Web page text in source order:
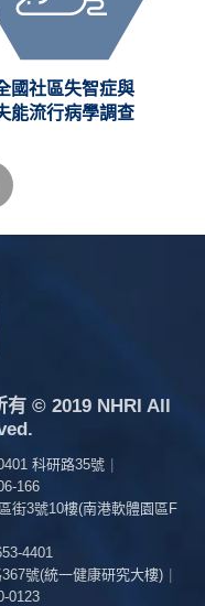
國社區失智症與
能流行病學調查
有 © 2019 NHRI All
科研路35號 |
166
街3號10樓(南港軟體園區F
4401
號(統一健康研究大樓) |
0123